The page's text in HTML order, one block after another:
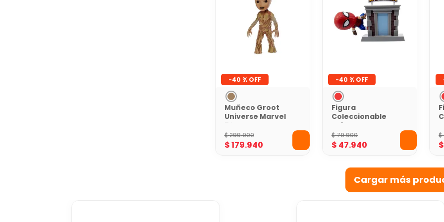
-40 %
Muñeco Groot
Universe Marvel
$299.900
$179.940
-40 %
Figura
Coleccionable
Spider Clan
Araña 10 cms
$79.900
$ 47.940
$
$